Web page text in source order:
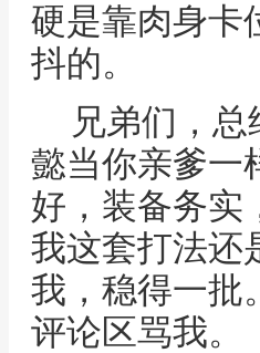
硬是靠肉身卡
抖的。
兄弟们，
懿当你亲爹一
好，装备务实
我这套打法还
我，稳得一批
评论区骂我。